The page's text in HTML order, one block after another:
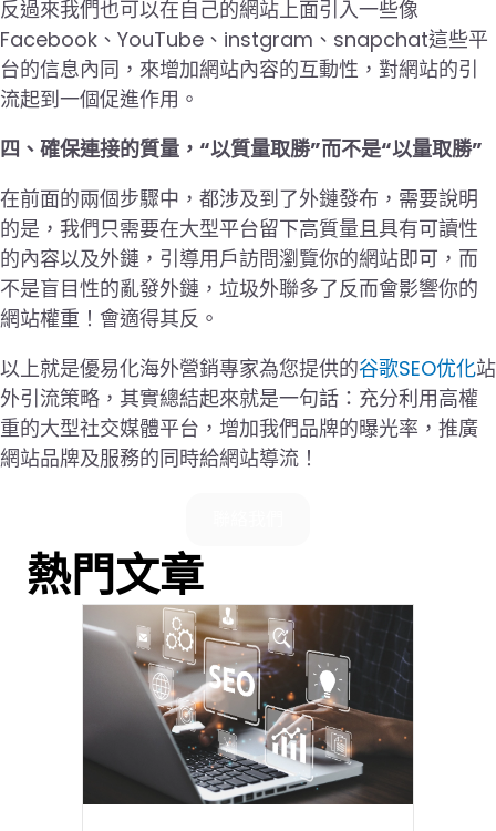
反過來我們也可以在自己的網站上面引入一些像
Facebook、YouTube、instgram、snapchat這些平
台的信息內同，來增加網站內容的互動性，對網站的引
流起到一個促進作用。
四、確保連接的質量，“以質量取勝”而不是“以量取勝”
在前面的兩個步驟中，都涉及到了外鏈發布，需要說明
的是，我們只需要在大型平台留下高質量且具有可讀性
的內容以及外鏈，引導用戶訪問瀏覽你的網站即可，而
不是盲目性的亂發外鏈，垃圾外聯多了反而會影響你的
網站權重！會適得其反。
以上就是優易化海外營銷專家為您提供的谷歌SEO优化站
外引流策略，其實總結起來就是一句話：充分利用高權
重的大型社交媒體平台，增加我們品牌的曝光率，推廣
網站品牌及服務的同時給網站導流！
熱門文章